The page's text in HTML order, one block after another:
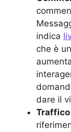
indica
che è
dare il